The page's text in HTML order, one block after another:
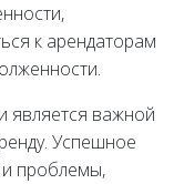
к арендаторам
является важной
Успешное
и проблемы,